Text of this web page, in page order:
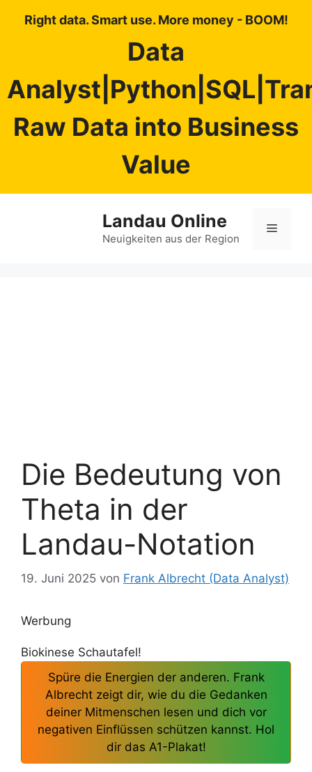
Right data. Smart use. More money - BOOM!
Data
Raw Data into Business
Value
Landau Online
Neuigkeiten aus der Region
Menü
Die Bedeutung von
Theta in der
Landau-Notation
19. Juni 2025 von Frank Albrecht (Data Analyst)
Werbung
Biokinese Schautafel!
Spüre die Energien der anderen. Frank
Albrecht zeigt dir, wie du die Gedanken
deiner Mitmenschen lesen und dich vor
negativen Einflüssen schützen kannst. Hol
dir das A1-Plakat!